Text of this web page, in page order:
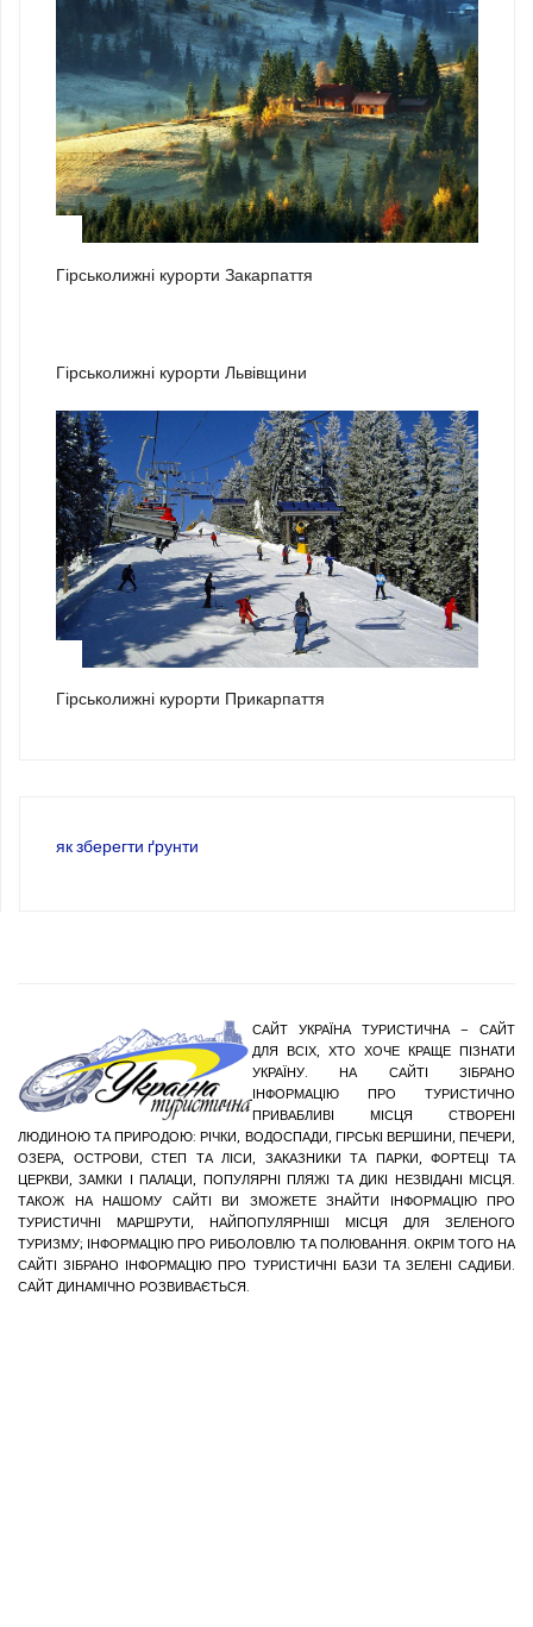
Гірськолижні курорти Закарпаття
Гірськолижні курорти Львівщини
Гірськолижні курорти Прикарпаття
як зберегти ґрунти
САЙТ УКРАЇНА ТУРИСТИЧНА – САЙТ
ДЛЯ ВСІХ, ХТО ХОЧЕ КРАЩЕ ПІЗНАТИ
УКРАЇНУ. НА САЙТІ ЗІБРАНО
ІНФОРМАЦІЮ ПРО ТУРИСТИЧНО
ПРИВАБЛИВІ МІСЦЯ СТВОРЕНІ
ЛЮДИНОЮ ТА ПРИРОДОЮ: РІЧКИ, ВОДОСПАДИ, ГІРСЬКІ ВЕРШИНИ, ПЕЧЕРИ,
ОЗЕРА, ОСТРОВИ, СТЕП ТА ЛІСИ, ЗАКАЗНИКИ ТА ПАРКИ, ФОРТЕЦІ ТА
ЦЕРКВИ, ЗАМКИ І ПАЛАЦИ, ПОПУЛЯРНІ ПЛЯЖІ ТА ДИКІ НЕЗВІДАНІ МІСЦЯ.
ТАКОЖ НА НАШОМУ САЙТІ ВИ ЗМОЖЕТЕ ЗНАЙТИ ІНФОРМАЦІЮ ПРО
ТУРИСТИЧНІ МАРШРУТИ, НАЙПОПУЛЯРНІШІ МІСЦЯ ДЛЯ ЗЕЛЕНОГО
ТУРИЗМУ; ІНФОРМАЦІЮ ПРО РИБОЛОВЛЮ ТА ПОЛЮВАННЯ. ОКРІМ ТОГО НА
САЙТІ ЗІБРАНО ІНФОРМАЦІЮ ПРО ТУРИСТИЧНІ БАЗИ ТА ЗЕЛЕНІ САДИБИ.
САЙТ ДИНАМІЧНО РОЗВИВАЄТЬСЯ.